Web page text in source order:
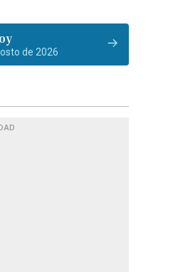
de 2026